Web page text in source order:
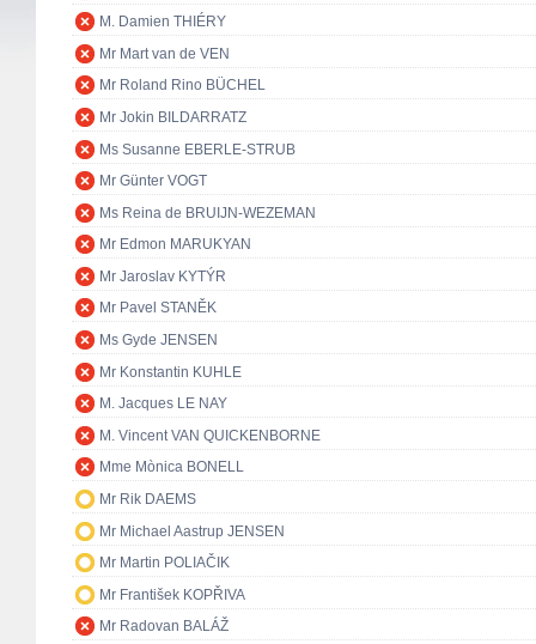
M. Damien THIÉRY
Mr Mart van de VEN
Mr Roland Rino BÜCHEL
Mr Jokin BILDARRATZ
Ms Susanne EBERLE-STRUB
Mr Günter VOGT
Ms Reina de BRUIJN-WEZEMAN
Mr Edmon MARUKYAN
Mr Jaroslav KYTÝR
Mr Pavel STANĚK
Ms Gyde JENSEN
Mr Konstantin KUHLE
M. Jacques LE NAY
M. Vincent VAN QUICKENBORNE
Mme Mònica BONELL
Mr Rik DAEMS
Mr Michael Aastrup JENSEN
Mr Martin POLIAČIK
Mr František KOPŘIVA
Mr Radovan BALÁŽ